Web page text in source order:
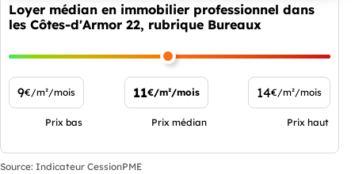
Loyer médian en immobilier professionnel dans
les Côtes-d'Armor 22, rubrique Bureaux
9€/m²/mois
Prix bas
11€/m²/mois
Prix médian
14€/m²/mois
Prix haut
Source: Indicateur CessionPME